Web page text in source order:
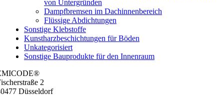
von Untergründen
Dampfbremsen im Dachinnenbereich
Flüssige Abdichtungen
Sonstige Klebstoffe
Kunstharzbeschichtungen für Böden
Unkategorisiert
Sonstige Bauprodukte für den Innenraum
2
Düs­sel­dorf